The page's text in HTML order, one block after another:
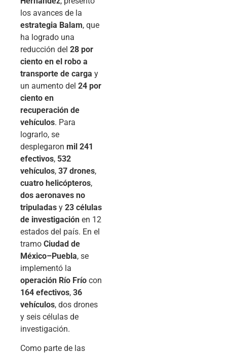
los avances de la
estrategia Balam, que
ha logrado una
reducción del 28 por
ciento en el robo a
transporte de carga y
un aumento del 24 por
ciento en
recuperación de
vehículos. Para
lograrlo, se
desplegaron mil 241
efectivos, 532
vehículos, 37 drones,
cuatro helicópteros,
dos aeronaves no
tripuladas y 23 células
de investigación en 12
estados del país. En el
tramo Ciudad de
México–Puebla, se
implementó la
operación Río Frío con
164 efectivos, 36
vehículos, dos drones
y seis células de
investigación.
Como parte de las